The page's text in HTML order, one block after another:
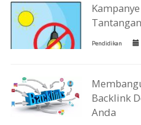
Pendidikan
Backlink
Anda